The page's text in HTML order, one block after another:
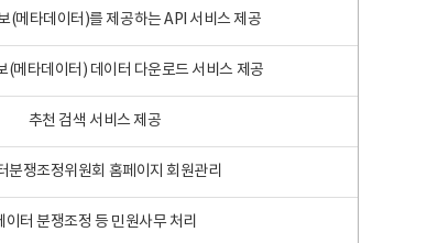
(메타데이터)를 제공하는 API 서비스 제공
(메타데이터) 데이터 다운로드 서비스 제공
추천 검색 서비스 제공
분쟁조정위원회 홈페이지 회원관리
이터 분쟁조정 등 민원사무 처리